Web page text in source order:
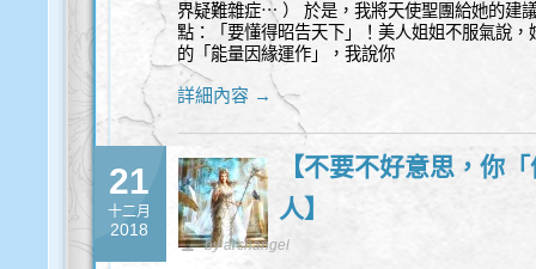
界疑難雜症⋯ ） 於是，我將天使聖團給她的建
點：「要懂得昭告天下」！美人姐姐不服氣說
的「能量因緣運作」，我說你
詳細內容 →
21
十二月
2018
【不要不好意思，你
人】
by archangel